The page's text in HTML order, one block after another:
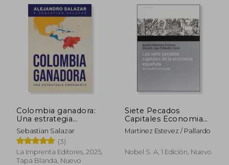
50%
dcto.
$ 93.034 40%
dcto.
Colombia ganadora:
Una estrategia
emergente
Sebastian Salazar
(3)
La Imprenta Editores, 2025,
Tapa Blanda, Nuevo
Siete Pecados
Capitales Economia
Española
Martinez Estevez / Pallardo
Nobel S. A, 1 Edición, Nuevo